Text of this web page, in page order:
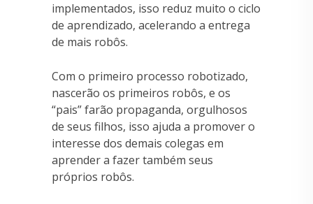
implementados, isso reduz muito o ciclo
de aprendizado, acelerando a entrega
de mais robôs.
Com o primeiro processo robotizado,
nascerão os primeiros robôs, e os
“pais” farão propaganda, orgulhosos
de seus filhos, isso ajuda a promover o
interesse dos demais colegas em
aprender a fazer também seus
próprios robôs.